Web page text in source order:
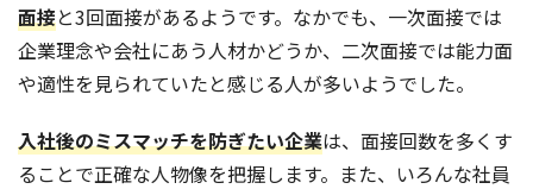
面接と3回面接があるようです。なかでも、一次面接では
企業理念や会社にあう人材かどうか、二次面接では能力面
や適性を見られていたと感じる人が多いようでした。
入社後のミスマッチを防ぎたい企業は、面接回数を多くす
ることで正確な人物像を把握します。また、いろんな社員